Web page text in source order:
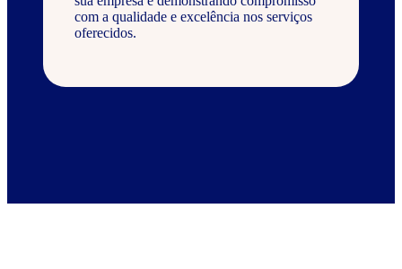
com a qualidade e excelência nos serviços
oferecidos.